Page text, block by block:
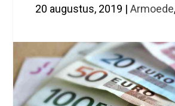
20 augustus, 2019 | Armoede,